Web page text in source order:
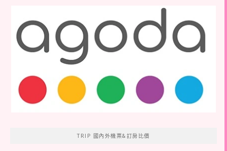
TRIP 國內外機票&訂房比價